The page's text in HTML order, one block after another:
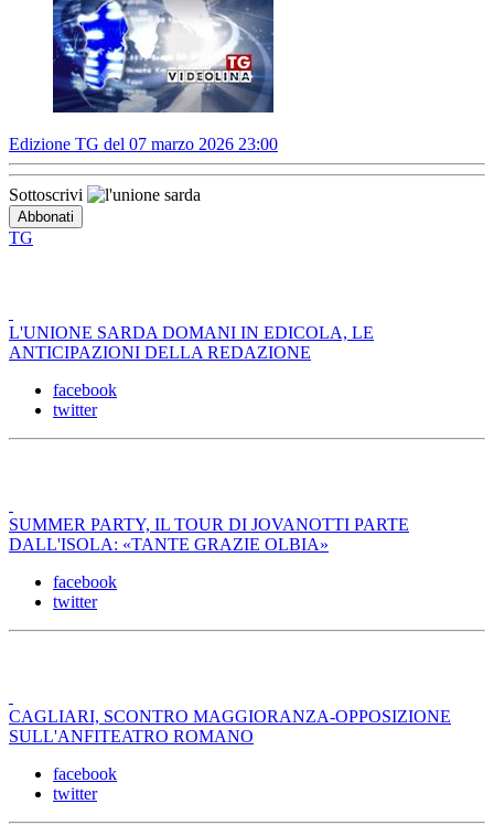
Edizione TG del 07 marzo 2026 23:00
Sottoscrivi
TG
L'UNIONE SARDA DOMANI IN EDICOLA, LE
ANTICIPAZIONI DELLA REDAZIONE
facebook
twitter
SUMMER PARTY, IL TOUR DI JOVANOTTI PARTE
DALL'ISOLA: «TANTE GRAZIE OLBIA»
facebook
twitter
CAGLIARI, SCONTRO MAGGIORANZA-OPPOSIZIONE
SULL'ANFITEATRO ROMANO
facebook
twitter